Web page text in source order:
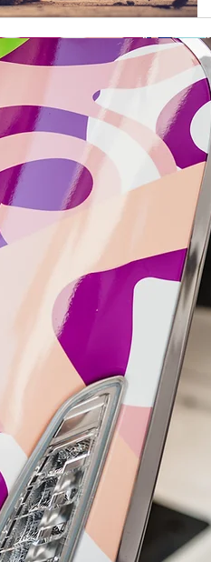
Varishana Voice © Infinity
TRICIKEL ©
Šalčke © 2017
Voditeljica © 2019 foto